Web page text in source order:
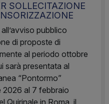
SOLLECITAZIONE
pubblico
di proposte di
al periodo ottobre
sarà presentata al
“Pontormo”
2026 al 7 febbraio
Quirinale in Roma, il